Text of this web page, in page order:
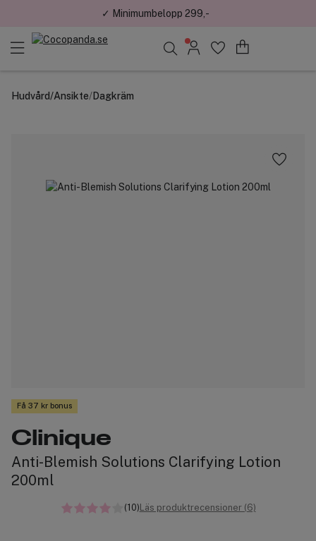
Sök bland 25.230 produkter..
Hudvård/Ansikte/Dagkräm
Få 37 kr bonus
Clinique
Anti-Blemish Solutions Clarifying Lotion
200ml
(10) Läs produktrecensioner (6)